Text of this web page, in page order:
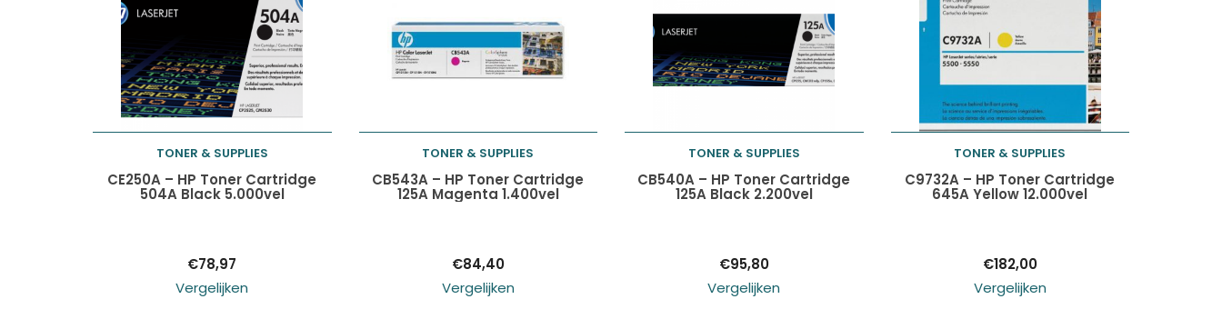
Toevoegen aan
TONER & SUPPLIES
CE250A – HP Toner Cartridge
504A Black 5.000vel
€78,97
Vergelijken
Toevoegen aan
TONER & SUPPLIES
CB543A – HP Toner Cartridge
125A Magenta 1.400vel
€84,40
Vergelijken
Toevoegen aan
TONER & SUPPLIES
CB540A – HP Toner Cartridge
125A Black 2.200vel
€95,80
Vergelijken
Toevoegen aan
TONER & SUPPLIES
C9732A – HP Toner Cartridge
645A Yellow 12.000vel
€182,00
Vergelijken